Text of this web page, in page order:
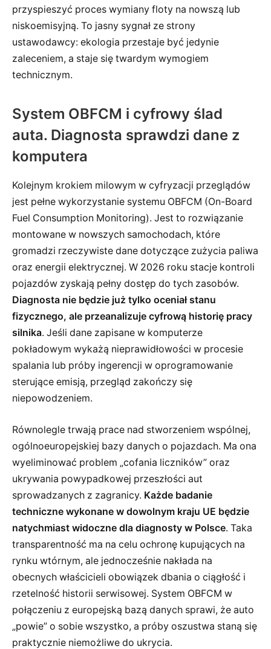
przyspieszyć proces wymiany floty na nowszą lub
niskoemisyjną. To jasny sygnał ze strony
ustawodawcy: ekologia przestaje być jedynie
zaleceniem, a staje się twardym wymogiem
technicznym.
System OBFCM i cyfrowy ślad
auta. Diagnosta sprawdzi dane z
komputera
Kolejnym krokiem milowym w cyfryzacji przeglądów
jest pełne wykorzystanie systemu OBFCM (On-Board
Fuel Consumption Monitoring). Jest to rozwiązanie
montowane w nowszych samochodach, które
gromadzi rzeczywiste dane dotyczące zużycia paliwa
oraz energii elektrycznej. W 2026 roku stacje kontroli
pojazdów zyskają pełny dostęp do tych zasobów.
Diagnosta nie będzie już tylko oceniał stanu
fizycznego, ale przeanalizuje cyfrową historię pracy
silnika. Jeśli dane zapisane w komputerze
pokładowym wykażą nieprawidłowości w procesie
spalania lub próby ingerencji w oprogramowanie
sterujące emisją, przegląd zakończy się
niepowodzeniem.
Równolegle trwają prace nad stworzeniem wspólnej,
ogólnoeuropejskiej bazy danych o pojazdach. Ma ona
wyeliminować problem „cofania liczników” oraz
ukrywania powypadkowej przeszłości aut
sprowadzanych z zagranicy. Każde badanie
techniczne wykonane w dowolnym kraju UE będzie
natychmiast widoczne dla diagnosty w Polsce. Taka
transparentność ma na celu ochronę kupujących na
rynku wtórnym, ale jednocześnie nakłada na
obecnych właścicieli obowiązek dbania o ciągłość i
rzetelność historii serwisowej. System OBFCM w
połączeniu z europejską bazą danych sprawi, że auto
„powie” o sobie wszystko, a próby oszustwa staną się
praktycznie niemożliwe do ukrycia.